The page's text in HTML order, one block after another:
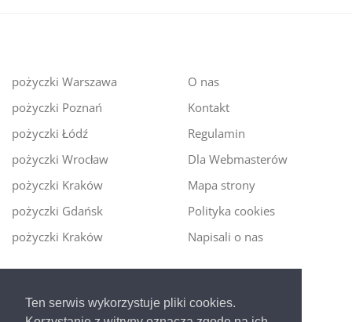
Ten serwis wykorzystuje pliki cookies.
pożyczki Warszawa
pożyczki Poznań
pożyczki Łódź
pożyczki Wrocław
pożyczki Kraków
pożyczki Gdańsk
pożyczki Kraków
O nas
Kontakt
Regulamin
Dla Webmasterów
Mapa strony
Polityka cookies
Napisali o nas
Ekspert kredytowy online- nowa era szybkiego i